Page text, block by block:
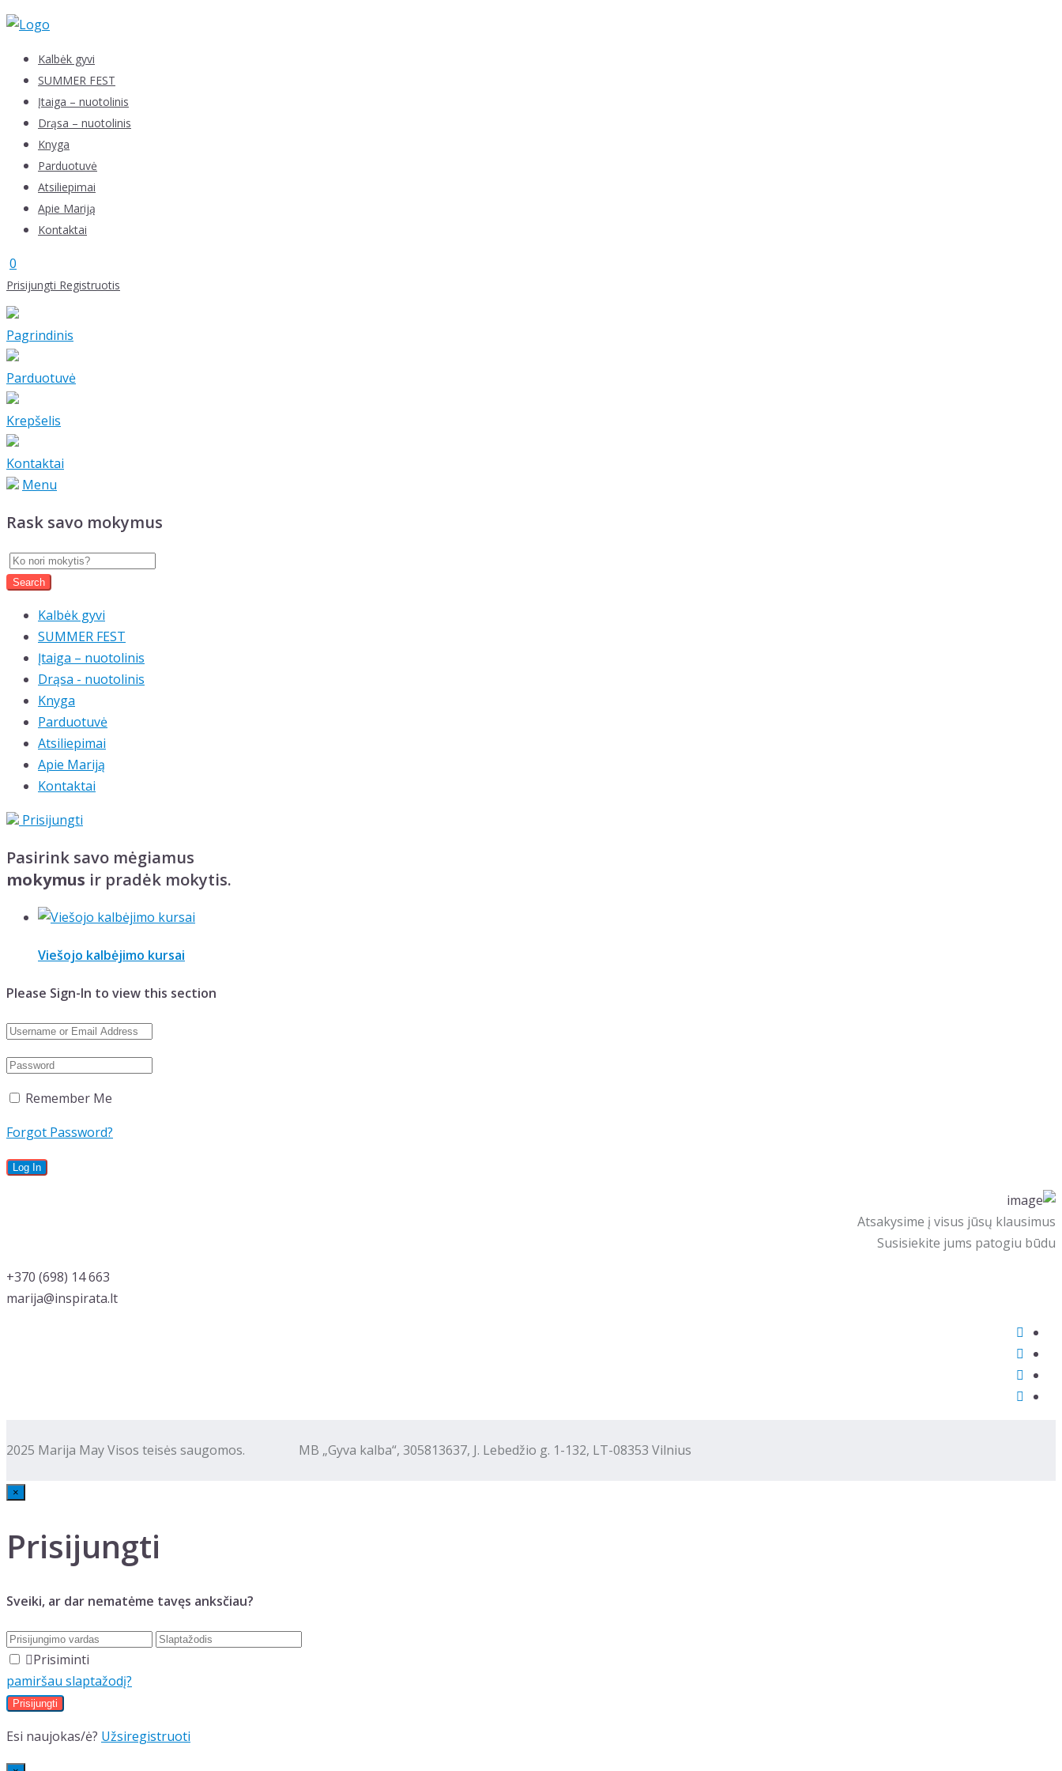
Skip
contentKalbėk gyvi
SUMMER FEST
Įtaiga – nuotolinis
Drąsa – nuotolinis
Knyga
Parduotuvė
Atsiliepimai
Apie Mariją
Kontaktai
0
Prisijungti Registruotis
Pagrindinis
Parduotuvė
Krepšelis
Kontaktai
Menu
Rask savo mokymus
Kalbėk gyvi
SUMMER FEST
Įtaiga – nuotolinis
Drąsa - nuotolinis
Knyga
Parduotuvė
Atsiliepimai
Apie Mariją
Kontaktai
Prisijungti
Pasirink savo mėgiamus
mokymus ir pradėk mokytis.
Viešojo kalbėjimo kursai
Please Sign-In to view this section
Remember Me
Forgot Password?
Atsakysime į visus jūsų klausimus
Susisiekite jums patogiu būdu
‭+370 (698) 14 663
marija@inspirata.lt
2025 Marija May Visos teisės saugomos. MB „Gyva kalba“, 305813637, J. Lebedžio g. 1-132, LT-08353 Vilnius
×
Prisijungti
Sveiki, ar dar nematėme tavęs anksčiau?
Prisiminti
pamiršau slaptažodį?
Esi naujokas/ė? Užsiregistruoti